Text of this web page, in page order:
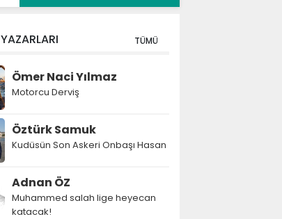
YAZARLARI TÜMÜ
Ömer Naci Yılmaz
Motorcu Derviş
Öztürk Samuk
Kudüsün Son Askeri Onbaşı Hasan
Adnan ÖZ
Muhammed salah lige heyecan
katacak!